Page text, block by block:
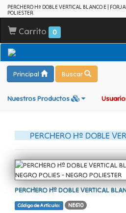
PERCHERO Hº DOBLE VERTICAL BLANCO E |
POLIESTER
Carrito 0
Principal Buscar
Nuestros Productos
PERCHERO Hº DOBLE
PERCHERO Hº DOBLE VERTICAL
Código de Artículo: NE610